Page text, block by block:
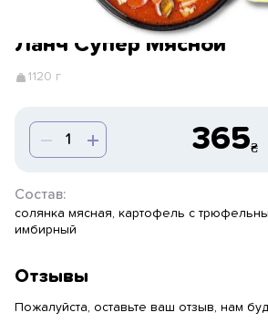
Ланч Супер Мясной
1120 г
365
Состав:
солянка мясная, картофель с
имбирный
Отзывы
Пожалуйста, оставьте ваш отзыв, нам